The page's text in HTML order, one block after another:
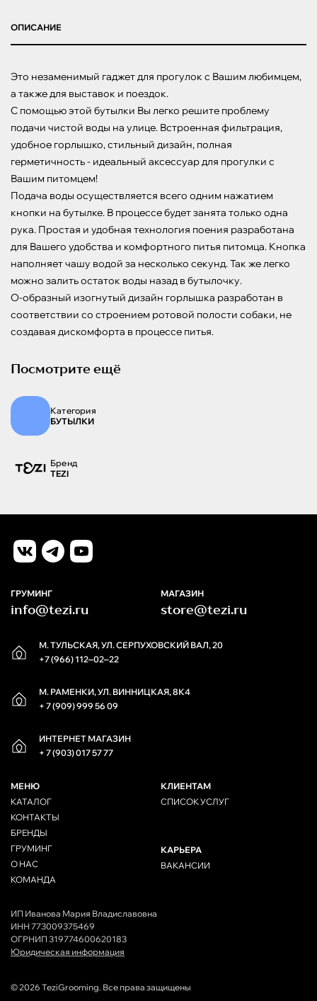
ОПИСАНИЕ
Это незаменимый гаджет для прогулок с Вашим любимцем,
а также для выставок и поездок.
С помощью этой бутылки Вы легко решите проблему
подачи чистой воды на улице. Встроенная фильтрация,
удобное горлышко, стильный дизайн, полная
герметичность - идеальный аксессуар для прогулки с
Вашим питомцем!
Подача воды осуществляется всего одним нажатием
кнопки на бутылке. В процессе будет занята только одна
рука. Простая и удобная технология поения разработана
для Вашего удобства и комфортного питья питомца. Кнопка
наполняет чашу водой за несколько секунд. Так же легко
можно залить остаток воды назад в бутылочку.
О-образный изогнутый дизайн горлышка разработан в
соответствии со строением ротовой полости собаки, не
создавая дискомфорта в процессе питья.
Посмотрите ещё
Категория
БУТЫЛКИ
Бренд
TEZI
М. ТУЛЬСКАЯ, УЛ. СЕРПУХОВСКИЙ ВАЛ, 20
+7 (966) 112‒02‒22
М. РАМЕНКИ, УЛ. ВИННИЦКАЯ, 8К4
+ 7 (909) 999 56 09
ИНТЕРНЕТ МАГАЗИН
+ 7 (903) 017 57 77
ГРУМИНГ
info@tezi.ru
МАГАЗИН
store@tezi.ru
МЕНЮ
КАТАЛОГ
КОНТАКТЫ
БРЕНДЫ
ГРУМИНГ
О НАС
КОМАНДА
КЛИЕНТАМ
СПИСОК УСЛУГ
КАРЬЕРА
ВАКАНСИИ
ИП Иванова Мария Владиславовна
ИНН 773009375469
ОГРНИП 319774600620183
Юридическая информация
© 2026 TeziGrooming. Все права защищены